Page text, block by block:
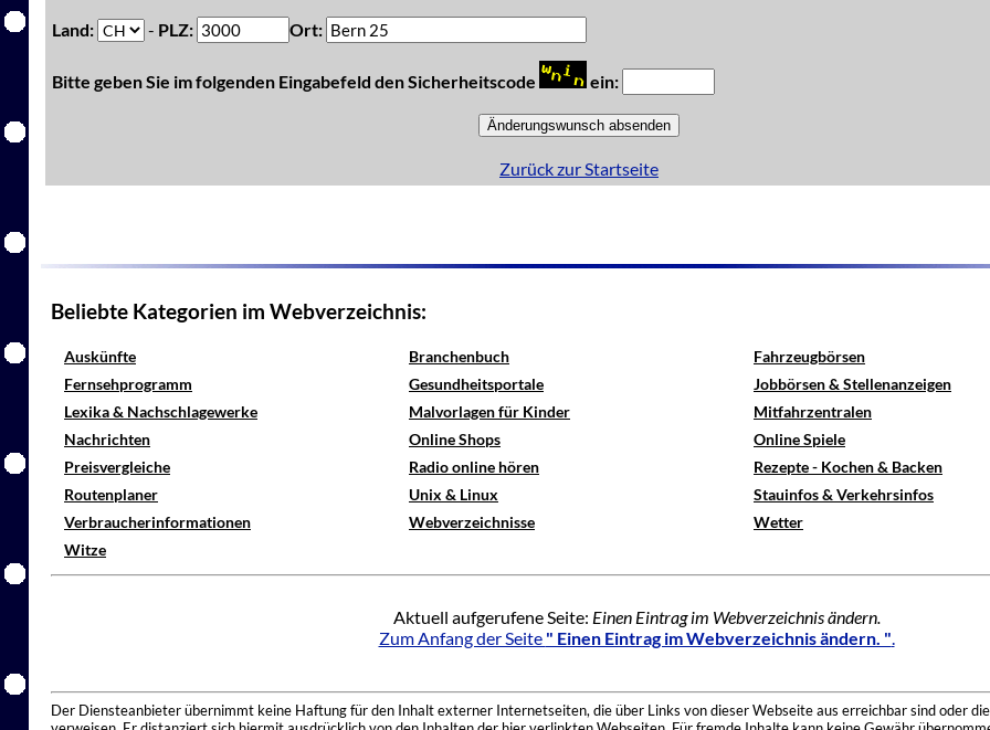
Land:
- PLZ: Ort:
Bitte geben Sie im folgenden Eingabefeld den Sicherheitscode ein:
Zurück zur Startseite
Beliebte Kategorien im Webverzeichnis:
Auskünfte Branchenbuch
Fahrzeugbörsen
Fernsehprogramm
Gesundheitsportale
Jobbörsen & Stellenanzeigen
Lexika & Nachschlagewerke
Malvorlagen für Kinder
Mitfahrzentralen
Nachrichten
Online Shops
Online Spiele
Preisvergleiche
Radio online hören
Rezepte - Kochen & Backen
Routenplaner
Unix & Linux
Stauinfos & Verkehrsinfos
Verbraucherinformationen
Webverzeichnisse
Wetter
Witze
Aktuell aufgerufene Seite: Einen Eintrag im Webverzeichnis ändern.
Zum Anfang der Seite " Einen Eintrag im Webverzeichnis ändern. ".
Der Diensteanbieter übernimmt keine Haftung für den Inhalt externer Internetseiten, die über Links von dieser Webseite aus erreichbar sind oder